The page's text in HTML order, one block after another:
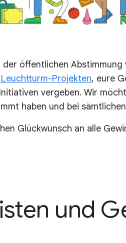
der öffentlichen
Projekten, eure
vergeben. Wir
haben und bei
Glückwunsch an alle
und